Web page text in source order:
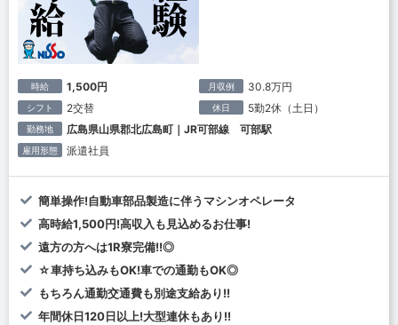
時給 1,500円 月収例 30.8万円
シフト 2交替 休日 5勤2休（土日）
勤務地 広島県山県郡北広島町｜JR可部線 可部駅
雇用形態 派遣社員
簡単操作!自動車部品製造に伴うマシンオペレータ
高時給1,500円!高収入も見込めるお仕事!
遠方の方へは1R寮完備!!◎
☆車持ち込みもOK!車での通勤もOK◎
もちろん通勤交通費も別途支給あり!!
年間休日120日以上!大型連休もあり!!